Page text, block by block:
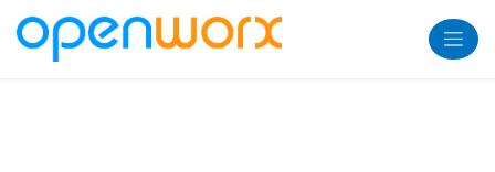
Overslaan naar inhoud